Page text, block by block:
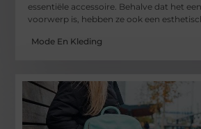
essentiële accessoire. Behalve dat het
voorwerp is, hebben ze ook een
Mode En Kleding